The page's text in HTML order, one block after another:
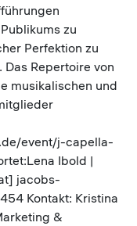
zu
Perfektion zu
Das Repertoire von
musikalischen und
event/j-capella-
Ibold |
jacobs-
Kontakt: Kristina
&